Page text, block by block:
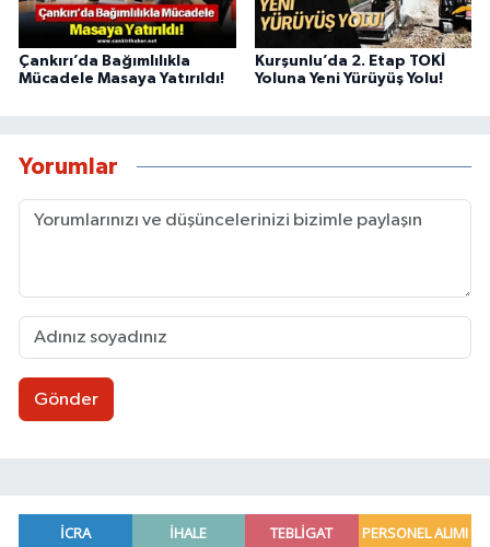
Çankırı’da Bağımlılıkla
Mücadele Masaya Yatırıldı!
Kurşunlu’da 2. Etap TOKİ
Yoluna Yeni Yürüyüş Yolu!
Yorumlar
Gönder